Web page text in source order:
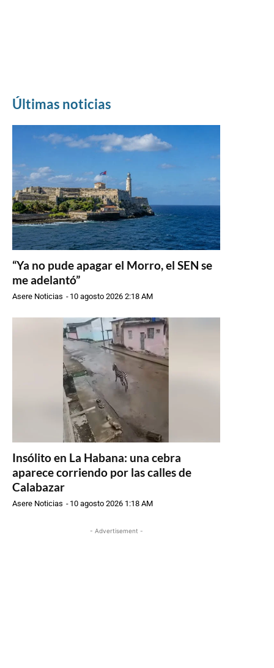
Últimas noticias
“Ya no pude apagar el Morro, el SEN se
me adelantó”
Asere Noticias - 10 agosto 2026 2:18 AM
Insólito en La Habana: una cebra
aparece corriendo por las calles de
Calabazar
Asere Noticias - 10 agosto 2026 1:18 AM
- Advertisement -